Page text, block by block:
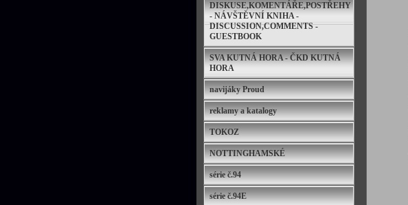
DISKUSE,KOMENTÁŘE,POSTŘEHY
- NÁVŠTĚVNÍ KNIHA -
DISCUSSION,COMMENTS -
GUESTBOOK
SVA KUTNÁ HORA - ČKD KUTNÁ
HORA
navijáky Proud
reklamy a katalogy
TOKOZ
NOTTINGHAMSKÉ
série č.94
série č.94E